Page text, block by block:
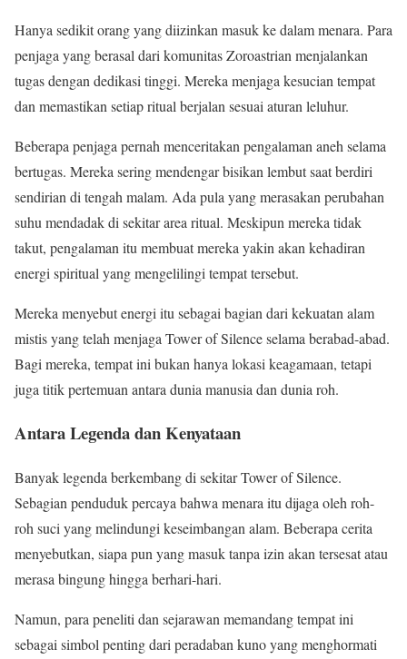
Hanya sedikit orang yang diizinkan masuk ke dalam menara. Para
penjaga yang berasal dari komunitas Zoroastrian menjalankan
tugas dengan dedikasi tinggi. Mereka menjaga kesucian tempat
dan memastikan setiap ritual berjalan sesuai aturan leluhur.
Beberapa penjaga pernah menceritakan pengalaman aneh selama
bertugas. Mereka sering mendengar bisikan lembut saat berdiri
sendirian di tengah malam. Ada pula yang merasakan perubahan
suhu mendadak di sekitar area ritual. Meskipun mereka tidak
takut, pengalaman itu membuat mereka yakin akan kehadiran
energi spiritual yang mengelilingi tempat tersebut.
Mereka menyebut energi itu sebagai bagian dari kekuatan alam
mistis yang telah menjaga Tower of Silence selama berabad-abad.
Bagi mereka, tempat ini bukan hanya lokasi keagamaan, tetapi
juga titik pertemuan antara dunia manusia dan dunia roh.
Antara Legenda dan Kenyataan
Banyak legenda berkembang di sekitar Tower of Silence.
Sebagian penduduk percaya bahwa menara itu dijaga oleh roh-
roh suci yang melindungi keseimbangan alam. Beberapa cerita
menyebutkan, siapa pun yang masuk tanpa izin akan tersesat atau
merasa bingung hingga berhari-hari.
Namun, para peneliti dan sejarawan memandang tempat ini
sebagai simbol penting dari peradaban kuno yang menghormati